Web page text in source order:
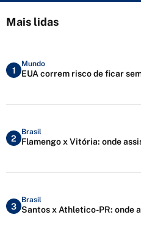
Mais lidas
1
Mundo
EUA correm risco de ficar
2
Brasil
Flamengo x Vitória: onde
3
Brasil
Santos x Athletico-PR: onde